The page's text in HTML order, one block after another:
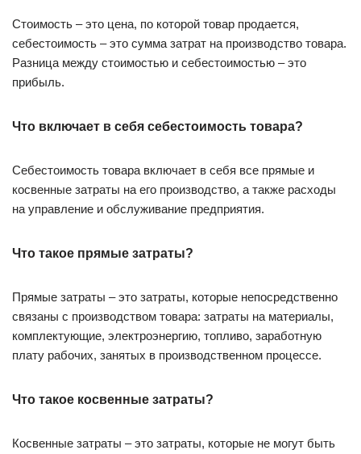
Стоимость – это цена, по которой товар продается,
себестоимость – это сумма затрат на производство товара.
Разница между стоимостью и себестоимостью – это
прибыль.
Что включает в себя себестоимость товара?
Себестоимость товара включает в себя все прямые и
косвенные затраты на его производство, а также расходы
на управление и обслуживание предприятия.
Что такое прямые затраты?
Прямые затраты – это затраты, которые непосредственно
связаны с производством товара: затраты на материалы,
комплектующие, электроэнергию, топливо, заработную
плату рабочих, занятых в производственном процессе.
Что такое косвенные затраты?
Косвенные затраты – это затраты, которые не могут быть